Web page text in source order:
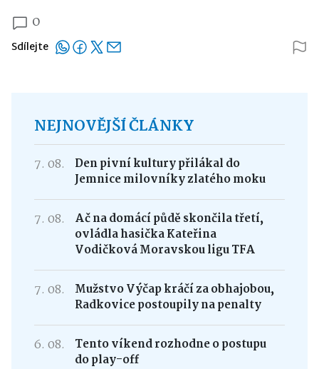
0
Sdílejte
NEJNOVĚJŠÍ ČLÁNKY
7. 08.
Den pivní kultury přilákal do
Jemnice milovníky zlatého moku
7. 08.
Ač na domácí půdě skončila třetí,
ovládla hasička Kateřina
Vodičková Moravskou ligu TFA
7. 08.
Mužstvo Výčap kráčí za obhajobou,
Radkovice postoupily na penalty
6. 08.
Tento víkend rozhodne o postupu
do play-off